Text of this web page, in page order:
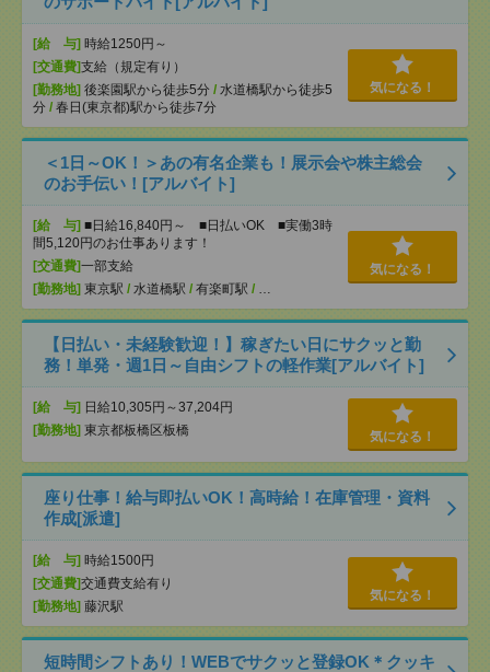
[給 与] 時給1250円～
[交通費]支給（規定有り）
[勤務地] 後楽園駅から徒歩5分 / 水道橋駅から徒歩5
分 / 春日(東京都)駅から徒歩7分
気になる！
＜1日～OK！＞あの有名企業も！展示会や株主総会
のお手伝い！[アルバイト]
[給 与] ■日給16,840円～ ■日払いOK ■実働3時
間5,120円のお仕事あります！
[交通費]一部支給
[勤務地] 東京駅 / 水道橋駅 / 有楽町駅 / …
気になる！
【日払い・未経験歓迎！】稼ぎたい日にサクッと勤
務！単発・週1日～自由シフトの軽作業[アルバイト]
[給 与] 日給10,305円～37,204円
[勤務地] 東京都板橋区板橋 気になる！
座り仕事！給与即払いOK！高時給！在庫管理・資料
作成[派遣]
[給 与] 時給1500円
[交通費]交通費支給有り
[勤務地] 藤沢駅
気になる！
短時間シフトあり！WEBでサクッと登録OK＊クッキ